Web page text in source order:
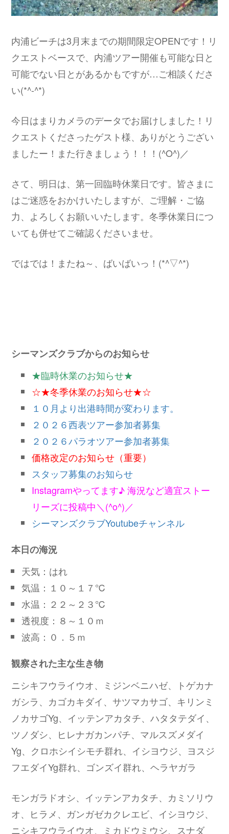
内浦ビーチは3月末までの期間限定OPENです！リ
クエストベースで、内浦ツアー開催も可能な日と
可能でない日とがあるかもですが…ご相談くださ
い(*^-^*)
今日はまりカメラのデータでお届けしました！リ
クエストくださったゲスト様、ありがとうござい
ましたー！また行きましょう！！！(^O^)／
さて、明日は、第一回臨時休業日です。皆さまに
はご迷惑をおかけいたしますが、ご理解・ご協
力、よろしくお願いいたします。冬季休業日につ
いても併せてご確認くださいませ。
ではでは！またね～、ばいばいっ！(*^▽^*)
シーマンズクラブからのお知らせ
★臨時休業のお知らせ★
☆★冬季休業のお知らせ★☆
１０月より出港時間が変わります。
２０２６西表ツアー参加者募集
２０２６パラオツアー参加者募集
価格改定のお知らせ（重要）
スタッフ募集のお知らせ
Instagramやってます♪ 海況など適宜ストー
リーズに投稿中＼(^o^)／
シーマンズクラブYoutubeチャンネル
本日の海況
天気：はれ
気温：１０～１７℃
水温：２２～２３℃
透視度：８～１０ｍ
波高：０．５ｍ
観察された主な生き物
ニシキフウライウオ、ミジンベニハゼ、トゲカナ
ガシラ、カゴカキダイ、サツマカサゴ、キリンミ
ノカサゴYg、イッテンアカタチ、ハタタテダイ、
ツノダシ、ヒレナガカンパチ、マルスズメダイ
Yg、クロホシイシモチ群れ、イシヨウジ、ヨスジ
フエダイYg群れ、ゴンズイ群れ、ヘラヤガラ
モンガラドオシ、イッテンアカタチ、カミソリウ
オ、ヒラメ、ガンガゼカクレエビ、イシヨウジ、
ニシキフウライウオ、ミカドウミウシ、スナダ